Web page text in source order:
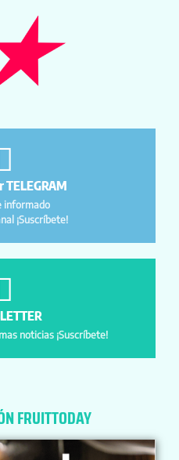
informado
¡Suscríbete!
noticias ¡Suscríbete!
FRUITTODAY